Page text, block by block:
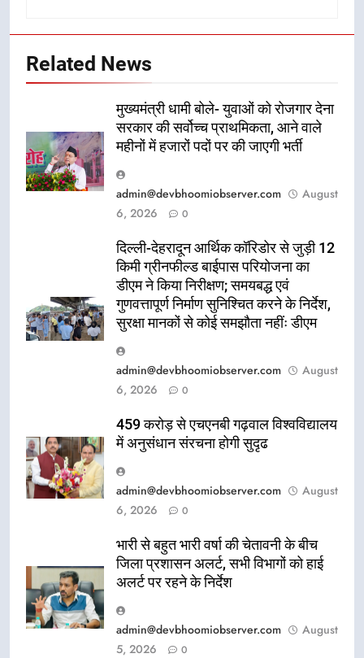
Related News
मुख्यमंत्री धामी बोले- युवाओं को रोजगार देना
सरकार की सर्वोच्च प्राथमिकता, आने वाले
महीनों में हजारों पदों पर की जाएगी भर्ती
admin@devbhoomiobserver.com
August
6, 2026
0
दिल्ली-देहरादून आर्थिक कॉरिडोर से जुड़ी 12
किमी ग्रीनफील्ड बाईपास परियोजना का
डीएम ने किया निरीक्षण; समयबद्ध एवं
गुणवत्तापूर्ण निर्माण सुनिश्चित करने के निर्देश,
सुरक्षा मानकों से कोई समझौता नहींः डीएम
admin@devbhoomiobserver.com
August
6, 2026
0
459 करोड़ से एचएनबी गढ़वाल विश्वविद्यालय
में अनुसंधान संरचना होगी सुदृढ
admin@devbhoomiobserver.com
August
6, 2026
0
भारी से बहुत भारी वर्षा की चेतावनी के बीच
जिला प्रशासन अलर्ट, सभी विभागों को हाई
अलर्ट पर रहने के निर्देश
admin@devbhoomiobserver.com
August
5, 2026
0